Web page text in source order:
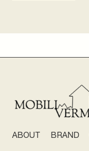
ABOUT BRAND